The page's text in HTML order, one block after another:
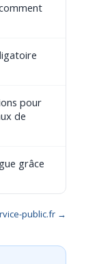
pour
de
grâce
public.fr →